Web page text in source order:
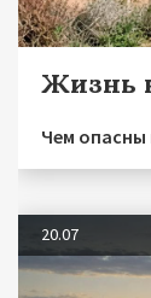
Жизнь
Чем опасны
20.07